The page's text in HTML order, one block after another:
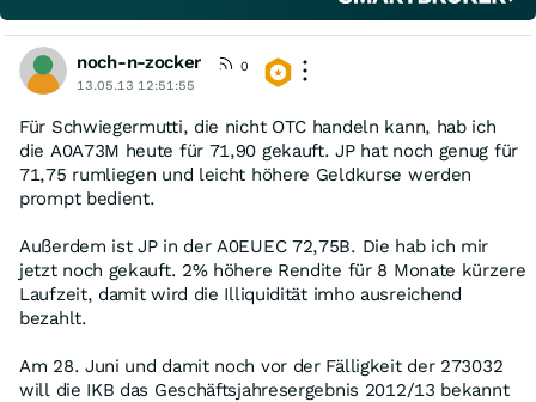
noch-n-zocker
0
13.05.13 12:51:55
Für Schwiegermutti, die nicht OTC handeln kann, hab ich
die A0A73M heute für 71,90 gekauft. JP hat noch genug für
71,75 rumliegen und leicht höhere Geldkurse werden
prompt bedient.
Außerdem ist JP in der A0EUEC 72,75B. Die hab ich mir
jetzt noch gekauft. 2% höhere Rendite für 8 Monate kürzere
Laufzeit, damit wird die Illiquidität imho ausreichend
bezahlt.
Am 28. Juni und damit noch vor der Fälligkeit der 273032
will die IKB das Geschäftsjahresergebnis 2012/13 bekannt